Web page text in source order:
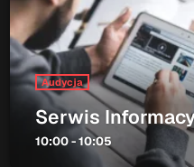
ON AIR
Audycja
Serwis
10:00 - 10:05